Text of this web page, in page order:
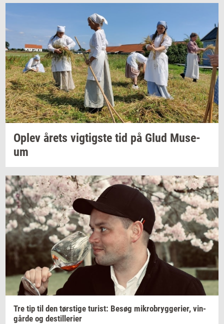
Oplev årets vig­tig­ste tid på Glud Mu­se­
um
Tre tip til den tørsti­ge turist: Besøg mi­kro­bryg­ge­ri­er, vin­
går­de og destil­le­ri­er